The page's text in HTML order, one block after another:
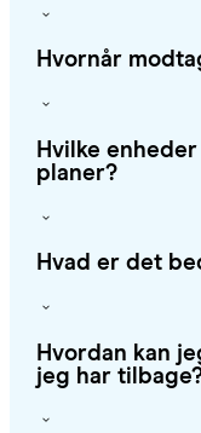
Hvornår
Hvilke
planer?
Hvad er det
Hvordan kan
jeg har